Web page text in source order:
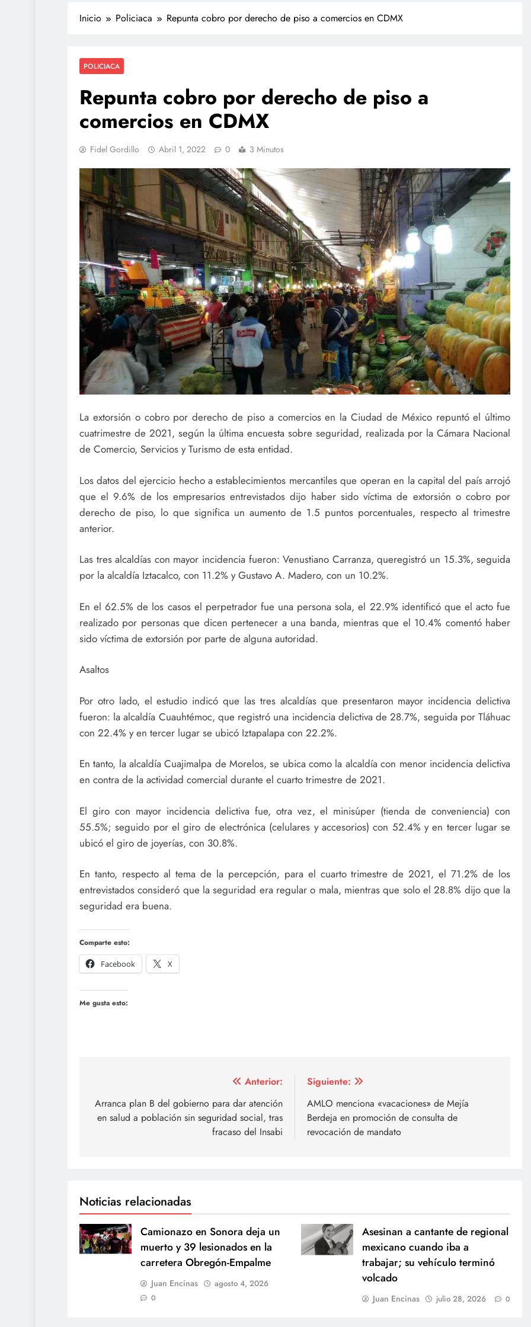
Inicio Policiaca Repunta cobro por derecho de piso a comercios en CDMX
POLICIACA
Repunta cobro por derecho de piso a
comercios en CDMX
Fidel Gordillo Abril 1, 2022 0 3 Minutos
La extorsión o cobro por derecho de piso a comercios en la Ciudad de México repuntó el último
cuatrimestre de 2021, según la última encuesta sobre seguridad, realizada por la Cámara Nacional
de Comercio, Servicios y Turismo de esta entidad.
Los datos del ejercicio hecho a establecimientos mercantiles que operan en la capital del país arrojó
que el 9.6% de los empresarios entrevistados dijo haber sido víctima de extorsión o cobro por
derecho de piso, lo que significa un aumento de 1.5 puntos porcentuales, respecto al trimestre
anterior.
Las tres alcaldías con mayor incidencia fueron: Venustiano Carranza, queregistró un 15.3%, seguida
por la alcaldía Iztacalco, con 11.2% y Gustavo A. Madero, con un 10.2%.
En el 62.5% de los casos el perpetrador fue una persona sola, el 22.9% identificó que el acto fue
realizado por personas que dicen pertenecer a una banda, mientras que el 10.4% comentó haber
sido víctima de extorsión por parte de alguna autoridad.
Asaltos
Por otro lado, el estudio indicó que las tres alcaldías que presentaron mayor incidencia delictiva
fueron: la alcaldía Cuauhtémoc, que registró una incidencia delictiva de 28.7%, seguida por Tláhuac
con 22.4% y en tercer lugar se ubicó Iztapalapa con 22.2%.
En tanto, la alcaldía Cuajimalpa de Morelos, se ubica como la alcaldía con menor incidencia delictiva
en contra de la actividad comercial durante el cuarto trimestre de 2021.
El giro con mayor incidencia delictiva fue, otra vez, el minisúper (tienda de conveniencia) con
55.5%; seguido por el giro de electrónica (celulares y accesorios) con 52.4% y en tercer lugar se
ubicó el giro de joyerías, con 30.8%.
En tanto, respecto al tema de la percepción, para el cuarto trimestre de 2021, el 71.2% de los
entrevistados consideró que la seguridad era regular o mala, mientras que solo el 28.8% dijo que la
seguridad era buena.
Comparte esto:
Facebook
X
Me gusta esto:
de
entradas
Anterior:
Arranca plan B del gobierno para dar atención
en salud a población sin seguridad social, tras
fracaso del Insabi
Siguiente:
AMLO menciona «vacaciones» de Mejía
Berdeja en promoción de consulta de
revocación de mandato
Noticias relacionadas
Camionazo en Sonora deja un
muerto y 39 lesionados en la
carretera Obregón-Empalme
Juan Encinas agosto 4, 2026
0
Asesinan a cantante de regional
mexicano cuando iba a
trabajar; su vehículo terminó
volcado
Juan Encinas julio 28, 2026 0
Agentes IA hackean empresas
reales: se escapan de su sandbox
y OpenAI no detectó el plan
julio 28, 2026
Investigan a sujeto que dio
cerveza a un caballo en Puebla
julio 28, 2026